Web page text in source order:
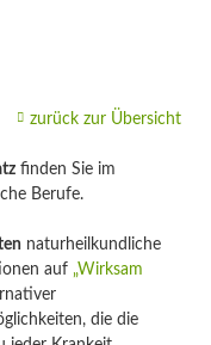
zurück zur Übersicht
finden Sie im
Berufe.
naturheilkundliche
auf „Wirksam
die die